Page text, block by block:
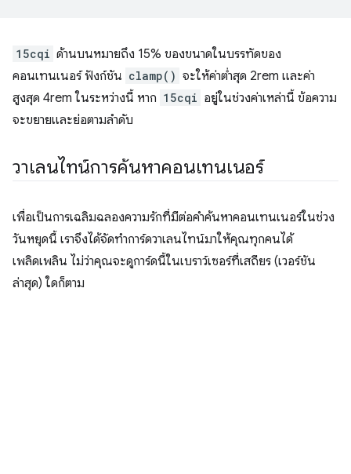
15cqi ด้านบนหมายถึง 15% ของขนาดในบรรทัดของ
คอนเทนเนอร์ ฟังก์ชัน clamp() จะให้ค่าต่ำสุด 2rem และค่า
สูงสุด 4rem ในระหว่างนี้ หาก 15cqi อยู่ในช่วงค่าเหล่านี้ ข้อความ
จะขยายและย่อตามลำดับ
วาเลนไทน์การค้นหาคอนเทนเนอร์
เพื่อเป็นการเฉลิมฉลองความรักที่มีต่อคำค้นหาคอนเทนเนอร์ในช่วง
วันหยุดนี้ เราจึงได้จัดทำการ์ดวาเลนไทน์มาให้คุณทุกคนได้
เพลิดเพลิน ไม่ว่าคุณจะดูการ์ดนี้ในเบราว์เซอร์ที่เสถียร (เวอร์ชัน
ล่าสุด) ใดก็ตาม